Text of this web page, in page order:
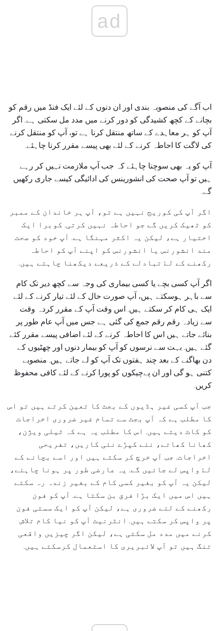
ad
اب آگے کی منصوبہ بندی اور ان دنوں کے لئے ایک فنڈ میں رقم کو
بچانے کے کچھ کشیدگی کو دور کرنے میں مدد مل سکتی ہے. اگر
آپ کو ہر معاہدے کے ساتھ منتقل کرنا ہے تو، آپ کو منتقل کرنے
کی لاگت کا احاطہ کرنے کے لئے بھی پیسے مقرر کرنا چاہئے.
آپ کو یہ بھی سوچنا چاہئے کہ جب آپ ملازمت نہیں کر رہے
ہیں تو آپ صحت کی انشورینس کی ادائیگی کیسے جاری رکھیں
گے.
اگر آپ کی کوریج نہیں ہے تو، آپ ہر خاندان کے ممبر
کو ٹھیک کریں گے جو احاطہ نہیں کرتی. کوبرا ایک
اختیار ہے، لیکن یہ اکثر مہنگا ہے. آپ خود کو صحت
مند انشورنس یا انشورنس کو اپنے آپ کو احاطہ
رکھنے کے لۓ تبادلے کے ذریعے دیکھنا چاہتے ہیں.
اگر آپ کسی بچے یا کسی بیماری کی وجہ سے کچھ دیر تک کام
سے باہر ہوسکتے ہیں، آپ صورت حال کے لئے تیار کرنے کے لئے
ایک ہی کام کر سکتے ہیں. اس وقت آپ کے مقرر کردہ وقت
سے زیادہ رقم رقم جمع کی گئی ہے جس میں آپ عام طور پر
بنائے جاتے ہیں اس کا احاطہ کرنے کے لئے اضافی پیسے مقرر کئے
گئے ہیں. بہت سے نرسوں کو آپ کو بیمار دنوں اور چھٹیوں کے
دن بھاگنے کے بعد چند ہفتوں تک آپ کو لے جاتے ہیں. منصوبے
کتنی ہو گی اور ان پےچیکوں کو پورا کرنے کے لئے کافی محفوظ
کریں.
جب آپ کسی غیر ہڈیوں کے بجٹ کا تعین کرتے ہیں تو اس
کا مطلب ہے کہ آپ بجٹ سے تمام غیر ضروری اخراجات
کو کاٹ دیتے ہیں. اس کا مطلب یہ ہے کہ ٹیلی ویژن،
کھانا کھاتے، نئے کپڑے نئی کاریں، تفریحی
اخراجات. جب آپ خرچ کر سکتے ہیں اور اسے بچانے کے
لۓ واپس لے جائیں گے. یہ عارضی طور پر ہونا چاہئے،
لیکن یہ آپ کو بغیر کسی کام کے بغیر زندہ رہ سکتے
ہیں اس میں ایک بڑا فرق بن سکتا ہے. آپ کو فون
رکھنے کے لئے ضروری ہے، لیکن آپ کو ایک سستی فون
پر واپس کر سکتے ہیں. انٹرنیٹ آپ کو نیا کام تلاش
کرنے میں مدد مل سکتی ہے، لیکن اگر چیزیں واقعی
تنگ ہیں تو آپ لائبریری کا استعمال کرسکتے ہیں.